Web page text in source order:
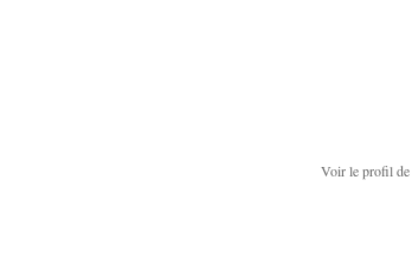
Voir le profil de